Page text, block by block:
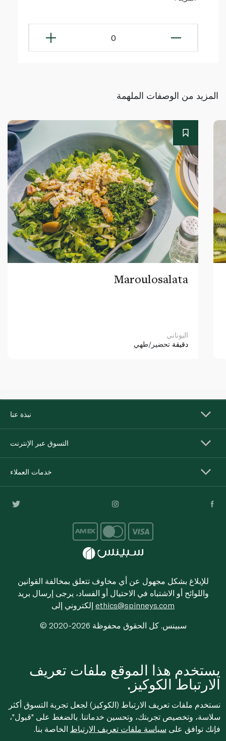
0
المزيد من الوصفات الملهمة
Maroulosalata
اليوناني
دقيقة تحضير/طهي
نبذة عنا
التسوق عبر الإنترنت
خدمات العملاء
للإبلاغ بشكل مجهول عن أي مخاوف تتعلق بمخالفة القوانين
واللوائح أو الاشتباه في الاحتيال أو الفساد، يرجى إرسال بريد
ethics@spinneys.com
© 2020-2026 سبينس. كل الحقوق محفوظة
يستخدم هذا الموقع ملفات تعريف
الارتباط الكوكيز.
نستخدم ملفات تعريف الارتباط (الكوكيز) لجعل تجربة التسوق أكثر
سلاسة، وتخصيص تجربتك، وتحسين خدماتنا. بالضغط على "قبول"،
فإنك توافق على سياسة ملفات تعريف الارتباط الخاصة بنا.